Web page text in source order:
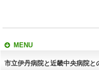
MENU
市立伊丹病院と近畿中央病院と